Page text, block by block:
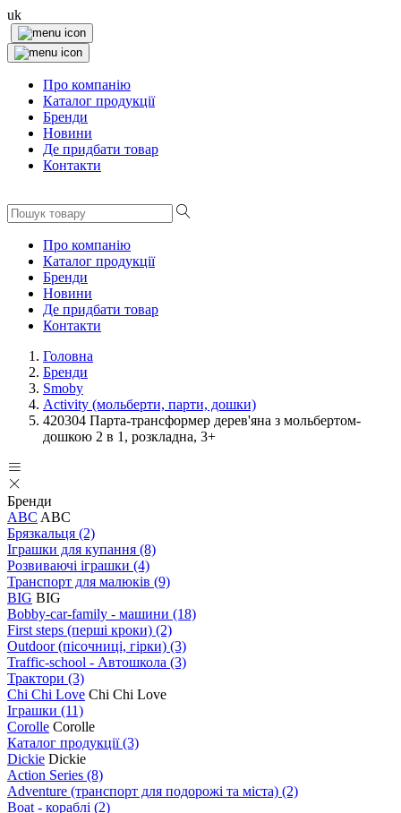
uk
Про компанію
Каталог продукції
Бренди
Новини
Де придбати товар
Контакти
Про компанію
Каталог продукції
Бренди
Новини
Де придбати товар
Контакти
Головна
Бренди
Smoby
Аctivity (мольберти, парти, дошки)
420304 Парта-трансформер дерев'яна з мольбертом-
дошкою 2 в 1, розкладна, 3+
Бренди
ABC ABC
Брязкальця (2)
Іграшки для купання (8)
Розвиваючі іграшки (4)
Транспорт для малюків (9)
BIG BIG
Bobby-car-family - машини (18)
First steps (перші кроки) (2)
Outdoor (пісочниці, гірки) (3)
Traffic-school - Автошкола (3)
Трактори (3)
Chi Chi Love Chi Chi Love
Іграшки (11)
Corolle Corolle
Каталог продукції(3)
Dickie Dickie
Action Series (8)
Adventure (транспорт для подорожі та міста) (2)
Boat - кораблі (2)